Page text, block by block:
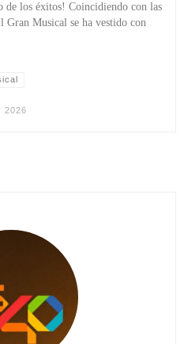
de los éxitos! Coincidiendo con las
Gran Musical se ha vestido con
2026